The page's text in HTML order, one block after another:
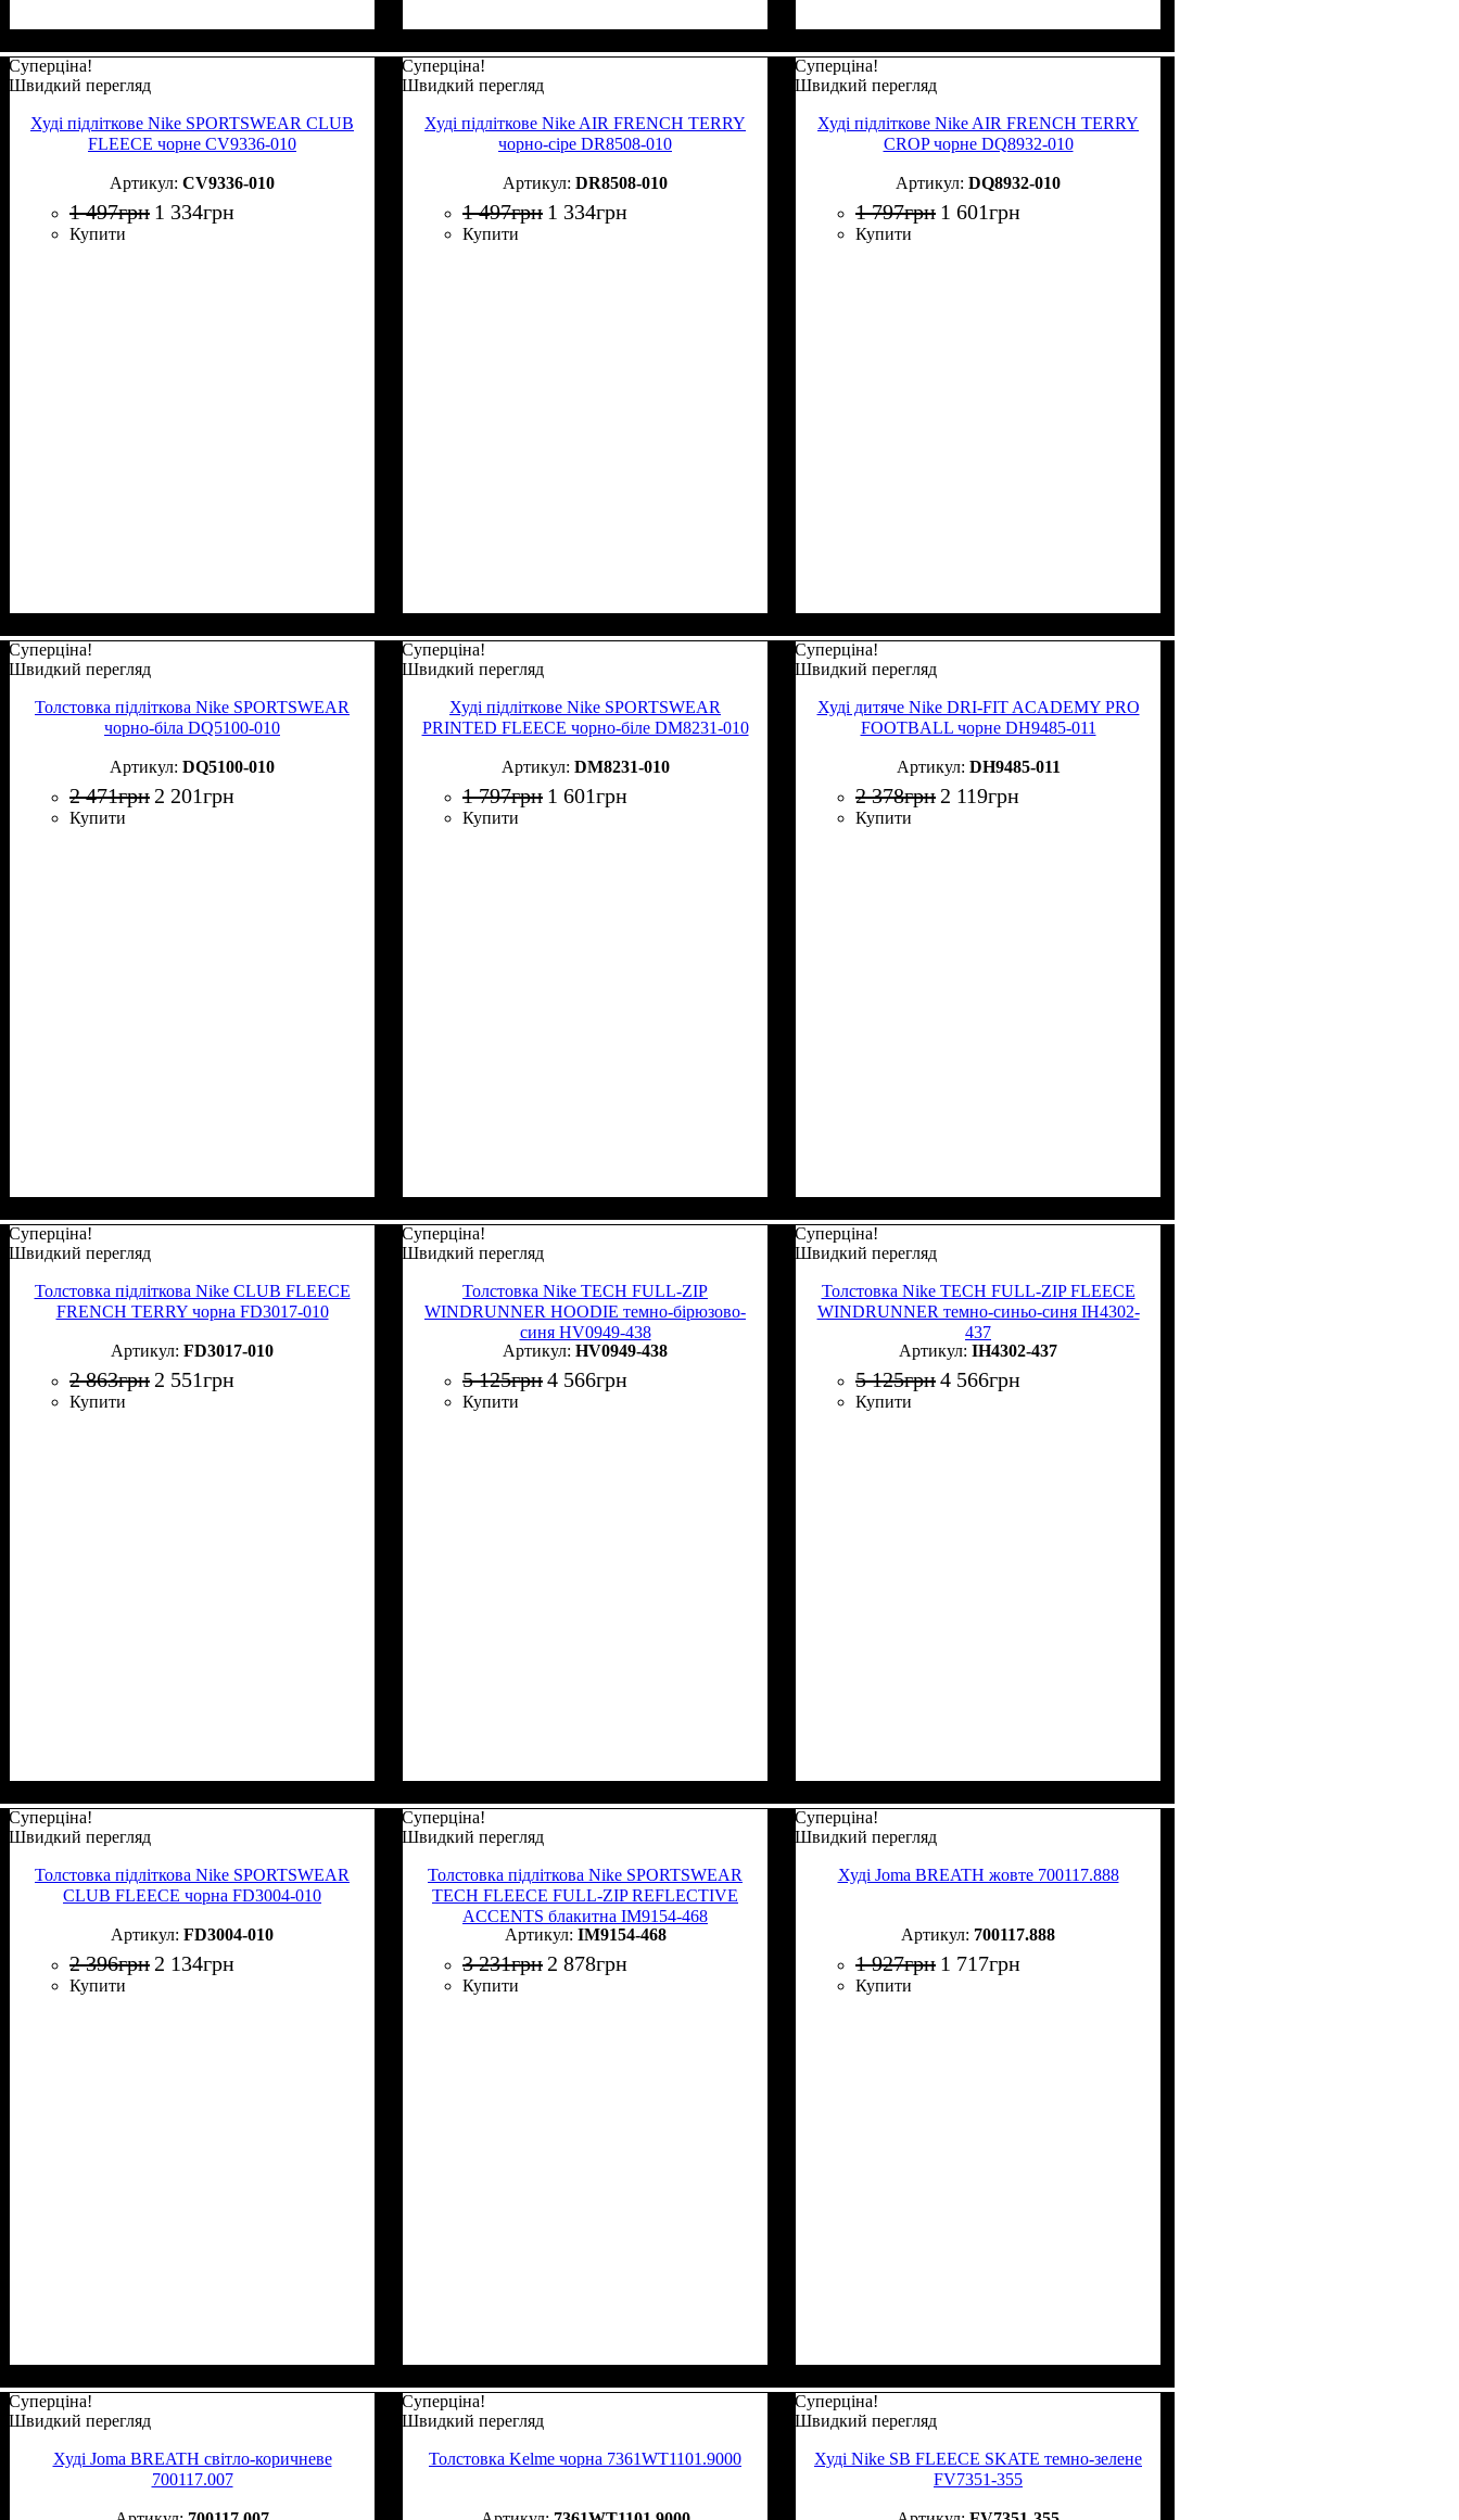
Суперціна!
Швидкий перегляд
Худі підліткове Nike SPORTSWEAR CLUB
FLEECE чорне CV9336-010
CV9336-010
1 497грн 1 334грн
Купити
Суперціна!
Швидкий перегляд
Худі підліткове Nike AIR FRENCH TERRY
чорно-сіре DR8508-010
DR8508-010
1 497грн 1 334грн
Купити
Суперціна!
Швидкий перегляд
Худі підліткове Nike AIR FRENCH TERRY
CROP чорне DQ8932-010
DQ8932-010
1 797грн 1 601грн
Купити
Суперціна!
Швидкий перегляд
Толстовка підліткова Nike SPORTSWEAR
чорно-біла DQ5100-010
DQ5100-010
2 471грн 2 201грн
Купити
Суперціна!
Швидкий перегляд
Худі підліткове Nike SPORTSWEAR
PRINTED FLEECE чорно-біле DM8231-010
DM8231-010
1 797грн 1 601грн
Купити
Суперціна!
Швидкий перегляд
Худі дитяче Nike DRI-FIT ACADEMY PRO
FOOTBALL чорне DH9485-011
DH9485-011
2 378грн 2 119грн
Купити
Суперціна!
Швидкий перегляд
Толстовка підліткова Nike CLUB FLEECE
FRENCH TERRY чорна FD3017-010
FD3017-010
2 863грн 2 551грн
Купити
Суперціна!
Швидкий перегляд
Толстовка Nike TECH FULL-ZIP
WINDRUNNER HOODIE темно-бірюзово-
синя HV0949-438
HV0949-438
5 125грн4 566грн
Купити
Суперціна!
Швидкий перегляд
Толстовка Nike TECH FULL-ZIP FLEECE
WINDRUNNER темно-синьо-синя IH4302-
437
IH4302-437
5 125грн4 566грн
Купити
Суперціна!
Швидкий перегляд
Толстовка підліткова Nike SPORTSWEAR
CLUB FLEECE чорна FD3004-010
FD3004-010
2 396грн 2 134грн
Купити
Суперціна!
Швидкий перегляд
Толстовка підліткова Nike SPORTSWEAR
TECH FLEECE FULL-ZIP REFLECTIVE
ACCENTS блакитна IM9154-468
IM9154-468
3 231грн 2 878грн
Купити
Суперціна!
Швидкий перегляд
Худі Joma BREATH жовте 700117.888
700117.888
1 927грн 1 717грн
Купити
Суперціна!
Швидкий перегляд
Худі Joma BREATH світло-коричневе
700117.007
Суперціна!
Швидкий перегляд
Толстовка Kelme чорна 7361WT1101.9000
Суперціна!
Швидкий перегляд
Худі Nike SB FLEECE SKATE темно-зелене
FV7351-355